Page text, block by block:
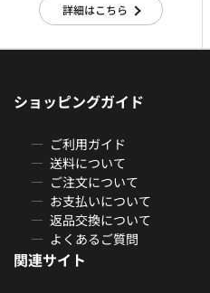
詳細はこちら
ショッピングガイド
ご利用ガイド
送料について
ご注文について
お支払いについて
返品交換について
よくあるご質問
関連サイト